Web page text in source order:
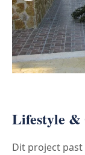
Lifestyle &
Dit project